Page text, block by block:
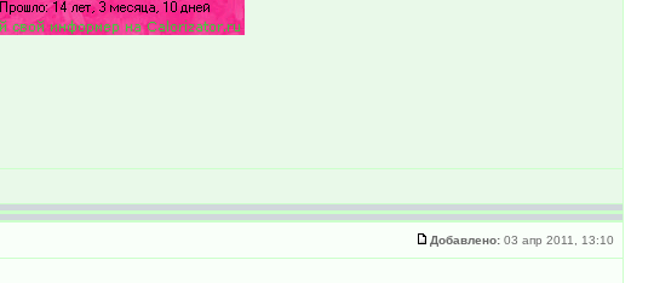
Добавлено: 03 апр 2011, 13:10